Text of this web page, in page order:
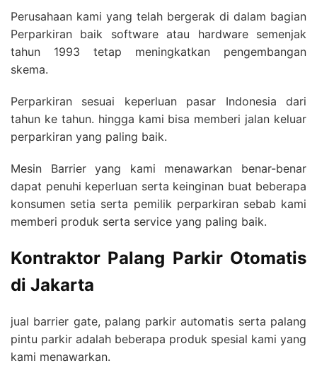
Perusahaan kami yang telah bergerak di dalam bagian
Perparkiran baik software atau hardware semenjak
tahun 1993 tetap meningkatkan pengembangan
skema.
Perparkiran sesuai keperluan pasar Indonesia dari
tahun ke tahun. hingga kami bisa memberi jalan keluar
perparkiran yang paling baik.
Mesin Barrier yang kami menawarkan benar-benar
dapat penuhi keperluan serta keinginan buat beberapa
konsumen setia serta pemilik perparkiran sebab kami
memberi produk serta service yang paling baik.
Kontraktor Palang Parkir Otomatis
di Jakarta
jual barrier gate, palang parkir automatis serta palang
pintu parkir adalah beberapa produk spesial kami yang
kami menawarkan.